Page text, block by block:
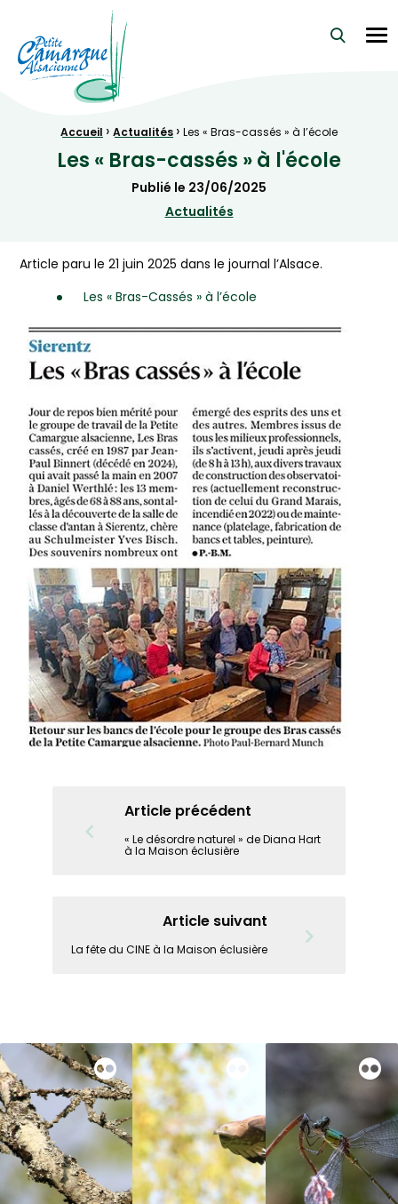
La Petite Camargue Alsacienne Réserve Naturelle au
Fil d'Ariane :Accueil › Actualités › Les « Bras-cassés » à l’école
Les « Bras-cassés » à l'école
Publié le 23/06/2025
Actualités
Article paru le 21 juin 2025 dans le journal l’Alsace.
Les « Bras-Cassés » à l’école
Article précédent
« Le désordre naturel » de Diana Hart
à la Maison éclusière
Article suivant
La fête du CINE à la Maison éclusière